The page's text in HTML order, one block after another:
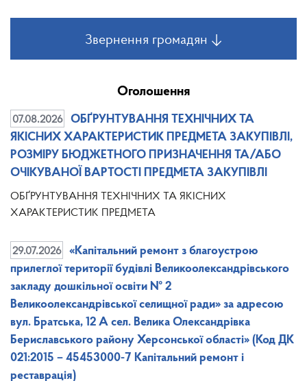
Звернення громадян ↓
Оголошення
07.08.2026
ОБҐРУНТУВАННЯ ТЕХНІЧНИХ ТА
ЯКІСНИХ ХАРАКТЕРИСТИК ПРЕДМЕТА ЗАКУПІВЛІ,
РОЗМІРУ БЮДЖЕТНОГО ПРИЗНАЧЕННЯ ТА/АБО
ОЧІКУВАНОЇ ВАРТОСТІ ПРЕДМЕТА ЗАКУПІВЛІ
ОБҐРУНТУВАННЯ ТЕХНІЧНИХ ТА ЯКІСНИХ
ХАРАКТЕРИСТИК ПРЕДМЕТА
29.07.2026
«Капітальний ремонт з благоустрою
прилеглої території будівлі Великоолександрівського
закладу дошкільної освіти № 2
Великоолександрівської селищної ради» за адресою
вул. Братська, 12 А сел. Велика Олександрівка
Бериславського району Херсонської області» (Код ДК
021:2015 – 45453000-7 Капітальний ремонт і
реставрація)